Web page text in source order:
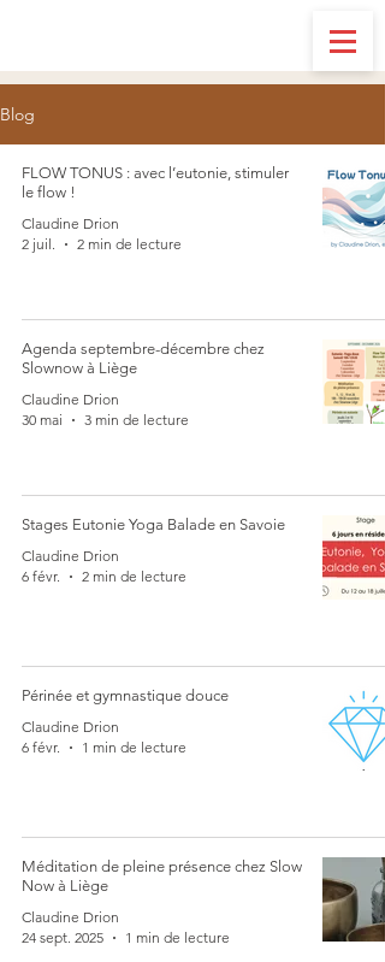
Blog
FLOW TONUS : avec l’eutonie, stimuler
le flow !
Claudine Drion
2 juil.
2 min de lecture
Agenda septembre-décembre chez
Slownow à Liège
Claudine Drion
30 mai
3 min de lecture
Stages Eutonie Yoga Balade en Savoie
Claudine Drion
6 févr.
2 min de lecture
Périnée et gymnastique douce
Claudine Drion
6 févr.
1 min de lecture
Méditation de pleine présence chez Slow
Now à Liège
Claudine Drion
24 sept. 2025
1 min de lecture